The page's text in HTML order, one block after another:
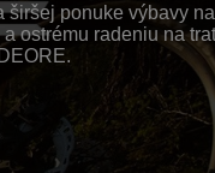
ponuke výbavy
ostrému radeniu na